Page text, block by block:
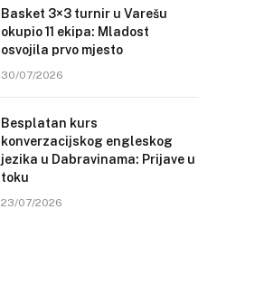
Basket 3×3 turnir u Varešu
okupio 11 ekipa: Mladost
osvojila prvo mjesto
30/07/2026
Besplatan kurs
konverzacijskog engleskog
jezika u Dabravinama: Prijave u
toku
23/07/2026